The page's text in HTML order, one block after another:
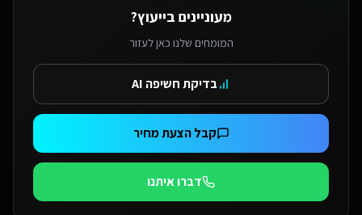
מעוניינים בייעוץ?
המומחים שלנו כאן לעזור
בדיקת חשיפה AI
קבל הצעת מחיר
דברו איתנו